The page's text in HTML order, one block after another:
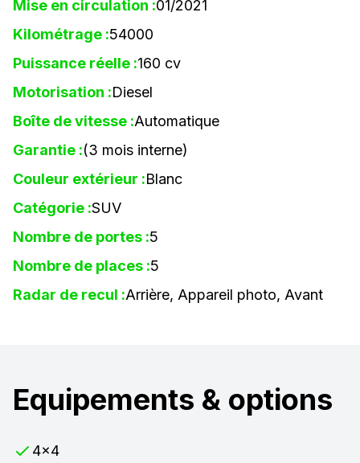
Mise en circulation :01/2021
Kilométrage :54000
Puissance réelle :160 cv
Motorisation :Diesel
Boîte de vitesse :Automatique
Garantie :(3 mois interne)
Couleur extérieur :Blanc
Catégorie :SUV
Nombre de portes :5
Nombre de places :5
Radar de recul :Arrière, Appareil photo, Avant
Equipements & options
4x4